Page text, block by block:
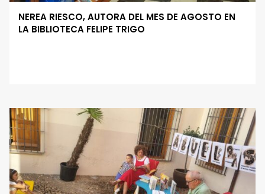
NEREA RIESCO, AUTORA DEL MES DE AGOSTO EN
LA BIBLIOTECA FELIPE TRIGO